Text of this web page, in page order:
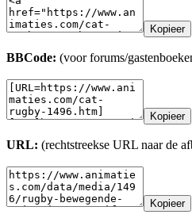
Kopieer
BBCode: (voor forums/
Kopieer
URL: (rechtstreekse URL naar de
Kopieer